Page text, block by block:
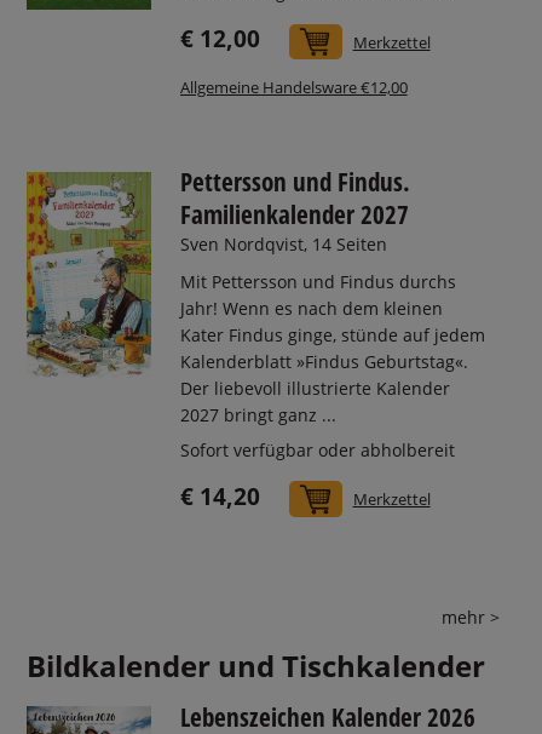
€ 12,00 In den Warenkorb
Merkzettel
Allgemeine Handelsware €12,00
Pettersson und Findus.
Familienkalender 2027
Sven Nordqvist, 14 Seiten
Mit Pettersson und Findus durchs
Jahr! Wenn es nach dem kleinen
Kater Findus ginge, stünde auf jedem
Kalenderblatt »Findus Geburtstag«.
Der liebevoll illustrierte Kalender
2027 bringt ganz ...
Sofort verfügbar oder abholbereit
€ 14,20 In den Warenkorb
Merkzettel
mehr >
Bildkalender und Tischkalender
Lebenszeichen Kalender 2026